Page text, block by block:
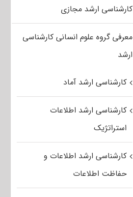
کارشناسی ارشد مجازی
معرفی گروه علوم انسانی کارشناسی
ارشد
کارشناسی ارشد آماد
کارشناسی ارشد اطلاعات
استراتژیک
کارشناسی ارشد اطلاعات و
حفاظت اطلاعات